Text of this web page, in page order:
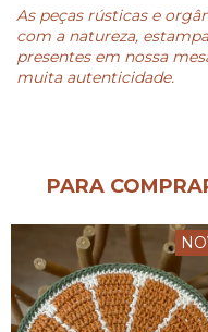
As peças rústicas e
com a natureza,
presentes em nossa
muita autenticidade.
PARA